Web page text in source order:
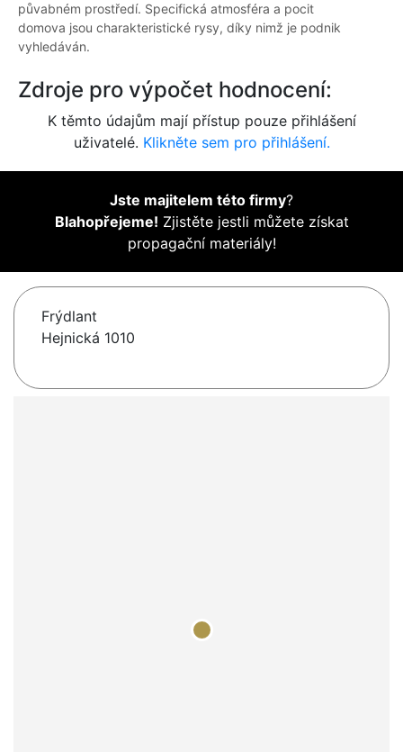
půvabném prostředí. Specifická atmosféra a pocit
domova jsou charakteristické rysy, díky nimž je podnik
vyhledáván.
Zdroje pro výpočet hodnocení:
K těmto údajům mají přístup pouze přihlášení
uživatelé. Klikněte sem pro přihlášení.
Jste majitelem této firmy?
Blahopřejeme! Zjistěte jestli můžete získat
propagační materiály!
Frýdlant
Hejnická 1010